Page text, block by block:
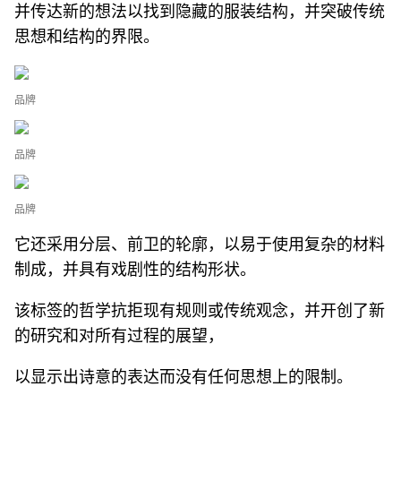
并传达新的想法以找到隐藏的服装结构，并突破传统
思想和结构的界限。
品牌
品牌
品牌
它还采用分层、前卫的轮廓，以易于使用复杂的材料
制成，并具有戏剧性的结构形状。
该标签的哲学抗拒现有规则或传统观念，并开创了新
的研究和对所有过程的展望，
以显示出诗意的表达而没有任何思想上的限制。